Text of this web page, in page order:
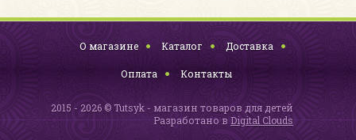
О магазине Каталог Доставка
Оплата Контакты
2015 - 2026 © Tutsyk - магазин товаров для детей
Разработано в Digital Clouds